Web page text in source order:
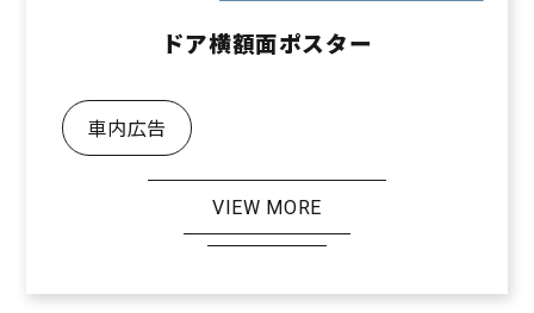
ドア横額面ポスター
車内広告
VIEW MORE